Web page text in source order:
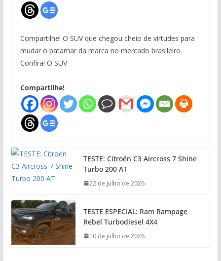
Compartilhe! O SUV que chegou cheio de virtudes para
mudar o patamar da marca no mercado brasileiro.
Confira! O SUV
Compartilhe!
TESTE: Citroën C3 Aircross 7 Shine
Turbo 200 AT
22 de julho de 2026
TESTE ESPECIAL: Ram Rampage
Rebel Turbodiesel 4X4
10 de julho de 2026